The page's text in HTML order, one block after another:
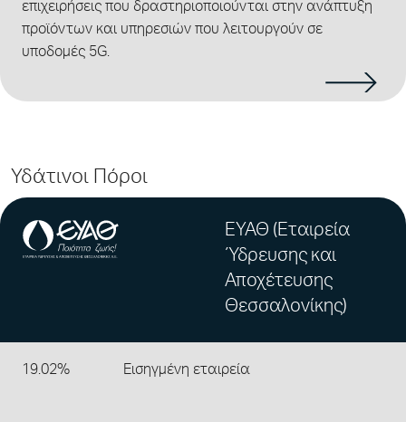
επιχειρήσεις που δραστηριοποιούνται στην ανάπτυξη
προϊόντων και υπηρεσιών που λειτουργούν σε
υποδομές 5G.
Υδάτινοι Πόροι
ΕΥΑΘ (Εταιρεία
Ύδρευσης και
Αποχέτευσης
Θεσσαλονίκης)
19.02% Εισηγμένη εταιρεία